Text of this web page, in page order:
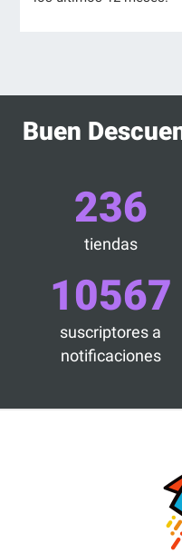
Buen
236
tiendas
10567
suscriptores a
notificaciones